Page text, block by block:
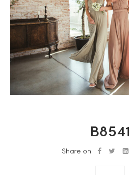
B8541
Share on: